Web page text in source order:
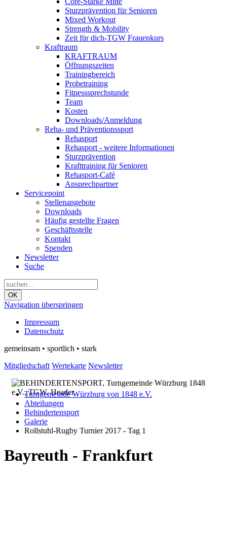
Sturzprävention für Senioren
Mixed Workout
Strength & Mobility
Zeit für dich-TGW Frauenkurs
Kraftraum
KRAFTRAUM
Öffnungszeiten
Trainingbereich
Probetraining
Fitnesssprechstunde
Team
Kosten
Downloads/Anmeldung
Reha- und Präventionssport
Rehasport
Rehasport - weitere Informationen
Sturzprävention
Krafttraining für Senioren
Rehasport-Café
Ansprechpartner
Servicepoint
Stellenangebote
Downloads
Häufig gestellte Fragen
Geschäftsstelle
Kontakt
Spenden
Newsletter
Suche
OK
Navigation überspringen
Impressum
Datenschutz
gemeinsam • sportlich • stark
Mitgliedschaft Wertekarte Newsletter
Turngemeinde Würzburg von 1848 e.V.
Abteilungen
Behindertensport
Galerie
Rollstuhl-Rugby Turnier 2017 - Tag 1
Bayreuth - Frankfurt